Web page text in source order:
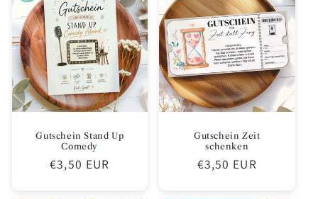
Gutschein Stand Up
Comedy
Normaler
€3,50 EUR
Gutschein Zeit
schenken
Normaler
€3,50 EUR